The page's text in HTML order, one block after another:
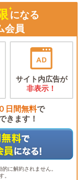
になる
会員
サイト内広告が
非表示！
日間無料で
きます！
に解約されません。